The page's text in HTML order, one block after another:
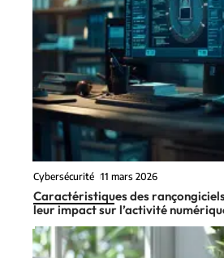
Cybersécurité 11 mars 2026
Caractéristiques des
leur impact sur l’activité